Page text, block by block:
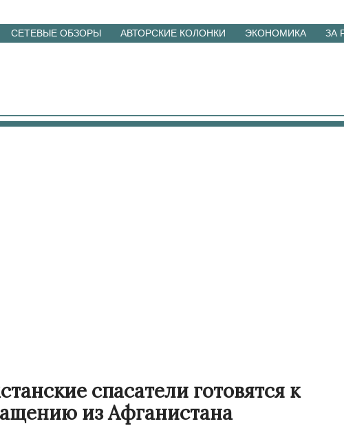
СЕТЕВЫЕ ОБЗОРЫ АВТОРСКИЕ КОЛОНКИ ЭКОНОМИКА ЗА
спасатели готовятся к
из Афганистана